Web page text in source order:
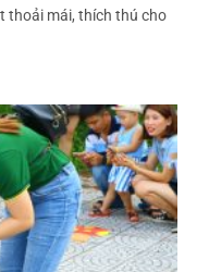
thoải mái, thích thú cho